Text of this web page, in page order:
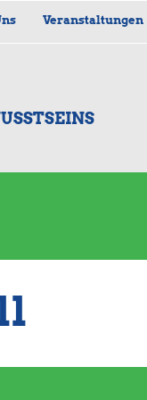
Veranstaltungen